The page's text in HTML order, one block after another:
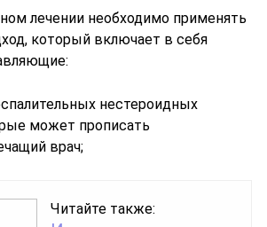
лечении необходимо применять
который включает в себя
нестероидных
может прописать
врач;
Читайте также: